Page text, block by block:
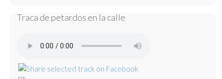
Traca de petardos en la calle